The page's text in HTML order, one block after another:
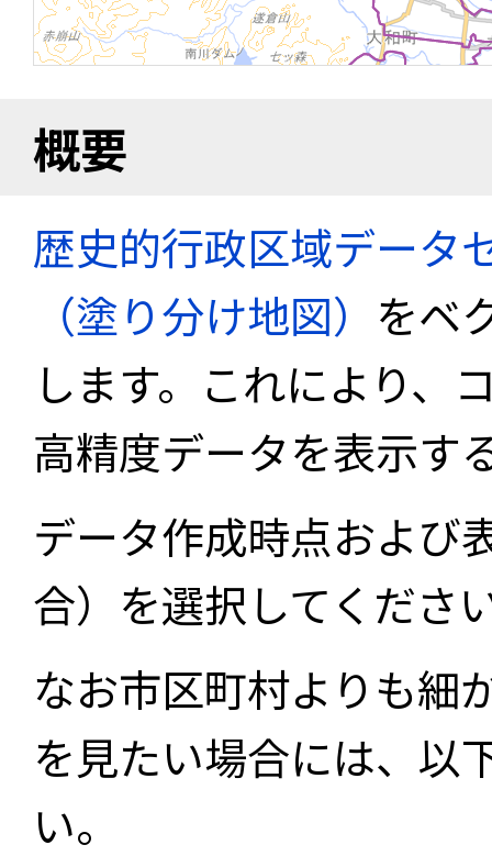
概要
歴史的行政区域データ
（塗り分け地図） をベ
します。これにより、
高精度データを表示す
データ作成時点および
合）を選択してくださ
なお市区町村よりも細
を見たい場合には、以
い。